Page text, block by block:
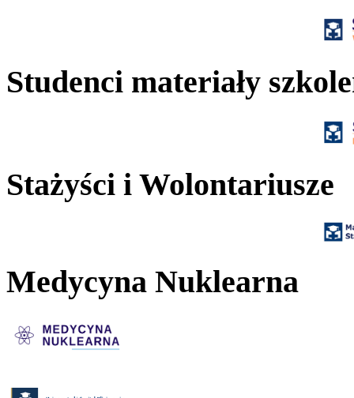
Studenci materiały
Stażyści i Wolontariusze
Medycyna Nuklearna